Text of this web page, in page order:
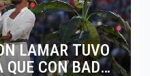
LAMAR TUVO
QUE CON BAD